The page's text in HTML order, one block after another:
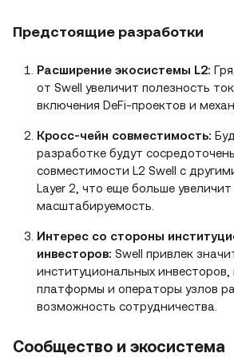
Предстоящие разработки
Расширение экосистемы L2:
от Swell увеличит полезность
включения DeFi-проектов и
Кросс-чейн совместимость:
разработке будут
совместимости L2 Swell с
Layer 2, что еще больше увеличит
масштабируемость.
Интерес со стороны
инвесторов: Swell привлек
институциональных инвесторов,
платформы и операторы узлов
возможность сотрудничества.
Сообщество и экосистема